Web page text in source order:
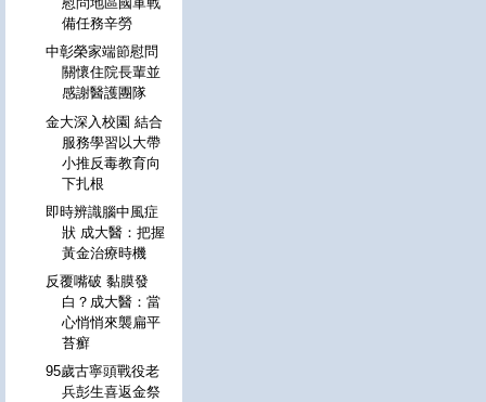
備任務辛勞
中彰榮家端節慰問
關懷住院長輩並
感謝醫護團隊
金大深入校園 結合
服務學習以大帶
小推反毒教育向
下扎根
即時辨識腦中風症
狀 成大醫：把握
黃金治療時機
反覆嘴破 黏膜發
白？成大醫：當
心悄悄來襲扁平
苔癬
95歲古寧頭戰役老
兵彭生喜返金祭